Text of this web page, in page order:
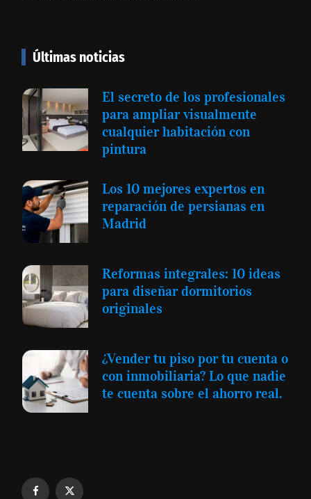
Últimas noticias
El secreto de los profesionales
para ampliar visualmente
cualquier habitación con
pintura
Los 10 mejores expertos en
reparación de persianas en
Madrid
Reformas integrales: 10 ideas
para diseñar dormitorios
originales
¿Vender tu piso por tu cuenta o
con inmobiliaria? Lo que nadie
te cuenta sobre el ahorro real.